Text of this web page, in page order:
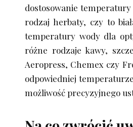
dostosowanie
rodzaj herbaty, czy to
temperatury wody dla
różne rodzaje kawy,
Aeropress, Chemex czy
odpowiedniej
możliwość precyzyjnego